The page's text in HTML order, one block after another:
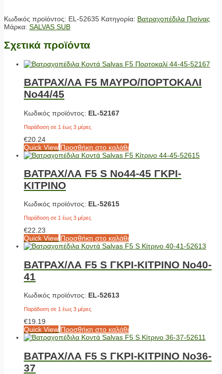
Κωδικός προϊόντος: EL-52635 Κατηγορία: Βατραχοπέδιλα Πισίνας
Μάρκα: SALVAS SUB
Σχετικά προϊόντα
ΒΑΤΡΑΧ/ΛΑ F5 ΜΑΥΡΟ/ΠΟΡΤΟΚΑΛΙ
No44/45
Κωδικός προϊόντος: EL-52167
Παράδοση σε 1 έως 3 μέρες
€20.24
Quick View Προσθήκη στο καλάθι
ΒΑΤΡΑΧ/ΛΑ F5 S No44-45 ΓΚΡΙ-
ΚΙΤΡΙΝΟ
Κωδικός προϊόντος: EL-52615
Παράδοση σε 1 έως 3 μέρες
€22.23
Quick View Προσθήκη στο καλάθι
ΒΑΤΡΑΧ/ΛΑ F5 S ΓΚΡΙ-ΚΙΤΡΙΝΟ No40-
41
Κωδικός προϊόντος: EL-52613
Παράδοση σε 1 έως 3 μέρες
€19.19
Quick View Προσθήκη στο καλάθι
ΒΑΤΡΑΧ/ΛΑ F5 S ΓΚΡΙ-ΚΙΤΡΙΝΟ No36-
37